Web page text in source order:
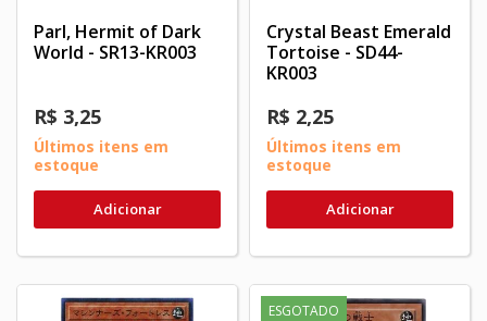
Parl, Hermit of Dark
World - SR13-KR003
R$ 3,25
Últimos itens em
estoque
Adicionar
Crystal Beast Emerald
Tortoise - SD44-
KR003
R$ 2,25
Últimos itens em
estoque
Adicionar
ESGOTADO